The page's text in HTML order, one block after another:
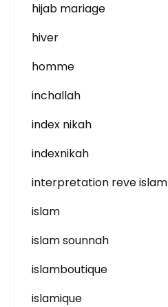
hijab mariage
hiver
homme
inchallah
index nikah
indexnikah
interpretation reve islam
islam
islam sounnah
islamboutique
islamique